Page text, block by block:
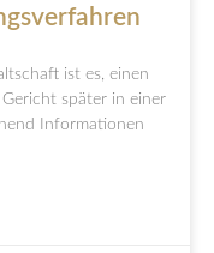
ist es, einen
später in einer
Informationen